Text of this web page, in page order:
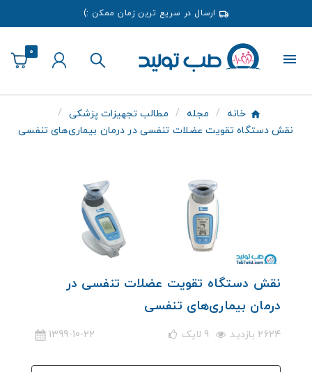
ارسال در سریع ترین زمان ممکن :)
0
خانه مجله
مطالب تجهیزات پزشکی
نقش دستگاه تقویت عضلات تنفسی در درمان بیماری‌های تنفسی
نقش دستگاه تقویت عضلات تنفسی در
درمان بیماری‌های تنفسی
2624 بازدید 9 لایک 1399-10-22